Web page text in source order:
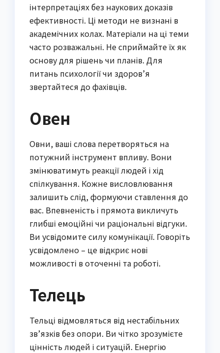
інтерпретаціях без наукових доказів
ефективності. Ці методи не визнані в
академічних колах. Матеріали на ці теми
часто розважальні. Не сприймайте їх як
основу для рішень чи планів. Для
питань психології чи здоров’я
звертайтеся до фахівців.
Овен
Овни, ваші слова перетворяться на
потужний інструмент впливу. Вони
змінюватимуть реакції людей і хід
спілкування. Кожне висловлювання
залишить слід, формуючи ставлення до
вас. Впевненість і прямота викличуть
глибші емоційні чи раціональні відгуки.
Ви усвідомите силу комунікації. Говоріть
усвідомлено – це відкриє нові
можливості в оточенні та роботі.
Телець
Тельці відмовляться від нестабільних
зв’язків без опори. Ви чітко зрозумієте
цінність людей і ситуацій. Енергію